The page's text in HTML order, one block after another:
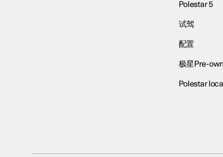
Polestar 5
试驾
配置
极星Pre-
Polestar